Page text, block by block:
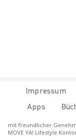
Impressum
Apps
mit freundlicher
MOVE YA! Lifestyle